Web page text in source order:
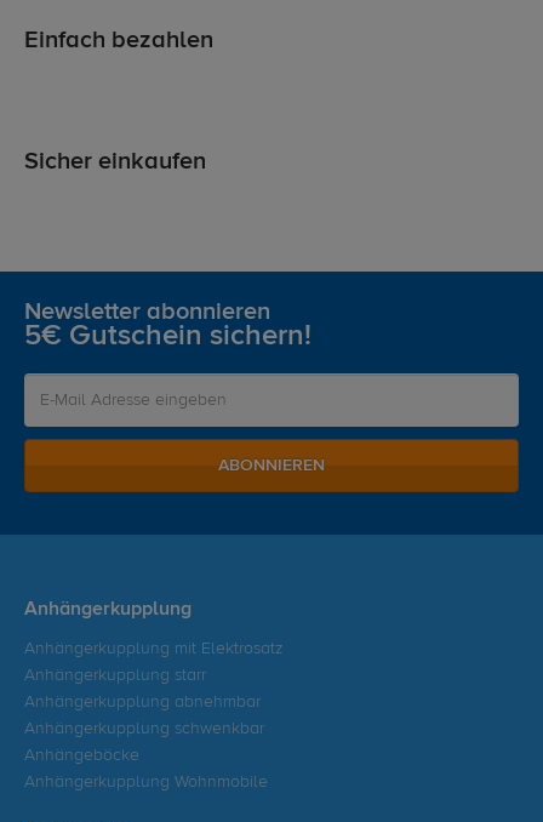
Einfach bezahlen
Sicher einkaufen
Newsletter abonnieren
5€ Gutschein sichern!
ABONNIEREN
Anhängerkupplung
Anhängerkupplung mit Elektrosatz
Anhängerkupplung starr
Anhängerkupplung abnehmbar
Anhängerkupplung schwenkbar
Anhängeböcke
Anhängerkupplung Wohnmobile